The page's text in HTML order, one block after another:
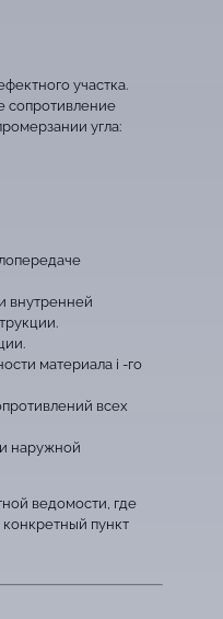
участка.
сопротивление
угла:
внутренней
материала i -го
всех
наружной
ведомости, где
пункт